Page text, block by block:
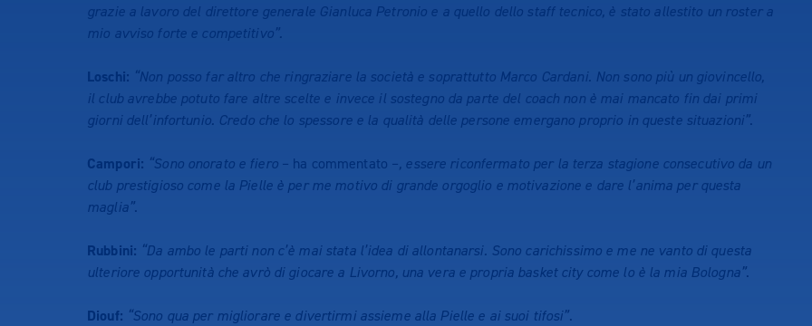
grazie a lavoro del direttore generale Gianluca Petronio e a quello dello staff tecnico, è stato allestito un roster a
mio avviso forte e competitivo”.
Loschi: “Non posso far altro che ringraziare la società e soprattutto Marco Cardani. Non sono più un giovincello,
il club avrebbe potuto fare altre scelte e invece il sostegno da parte del coach non è mai mancato fin dai primi
giorni dell’infortunio. Credo che lo spessore e la qualità delle persone emergano proprio in queste situazioni”.
Campori: “Sono onorato e fiero– ha commentato –, essere riconfermato per la terza stagione consecutivo da un
club prestigioso come la Pielle è per me motivo di grande orgoglio e motivazione e dare l’anima per questa
maglia”.
Rubbini: “Da ambo le parti non c’è mai stata l’idea di allontanarsi. Sono carichissimo e me ne vanto di questa
ulteriore opportunità che avrò di giocare a Livorno, una vera e propria basket city come lo è la mia Bologna”.
Diouf: “Sono qua per migliorare e divertirmi assieme alla Pielle e ai suoi tifosi”.